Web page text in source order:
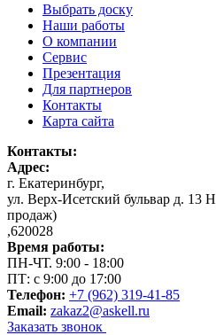
Выбрать доску
Наши работы
О компании
Сервис
Презентация
Для партнеров
Контакты
Карта сайта
Контакты:
Адрес:
г. Екатеринбург,
ул. Верх-Исетский бульвар д. 13
продаж)
,620028
Время работы:
ПН-ЧТ. 9:00 - 18:00
ПТ: с 9:00 до 17:00
Телефон: +7 (962) 319-41-85
Email: zakaz2@askell.ru
Заказать звонок